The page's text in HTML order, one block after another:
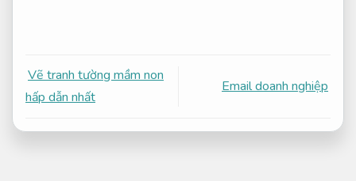
Vẽ tranh tường mầm non
hấp dẫn nhất
Email doanh nghiệp